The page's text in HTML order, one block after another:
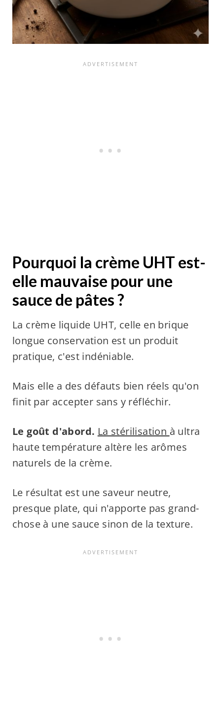
Pourquoi la crème UHT est-
elle mauvaise pour une
sauce de pâtes ?
La crème liquide UHT, celle en brique
longue conservation est un produit
pratique, c'est indéniable.
Mais elle a des défauts bien réels qu'on
finit par accepter sans y réfléchir.
Le goût d'abord. La stérilisation à ultra
haute température altère les arômes
naturels de la crème.
Le résultat est une saveur neutre,
presque plate, qui n'apporte pas grand-
chose à une sauce sinon de la texture.